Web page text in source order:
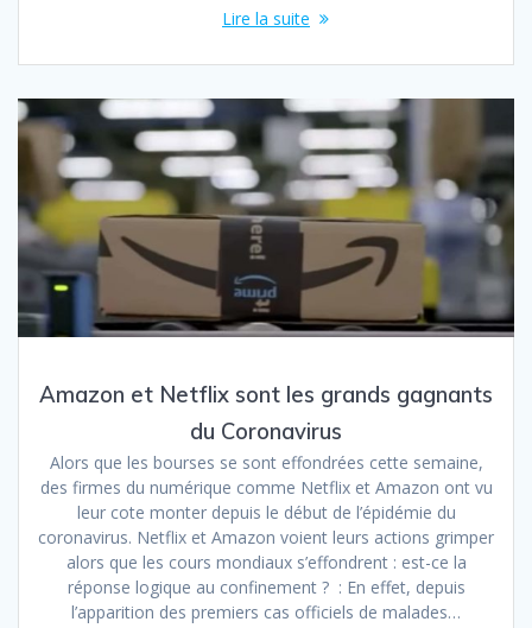
Lire la suite
Amazon et Netflix sont les grands gagnants
du Coronavirus
Alors que les bourses se sont effondrées cette semaine,
des firmes du numérique comme Netflix et Amazon ont vu
leur cote monter depuis le début de l’épidémie du
coronavirus. Netflix et Amazon voient leurs actions grimper
alors que les cours mondiaux s’effondrent : est-ce la
réponse logique au confinement ? : En effet, depuis
l’apparition des premiers cas officiels de malades…